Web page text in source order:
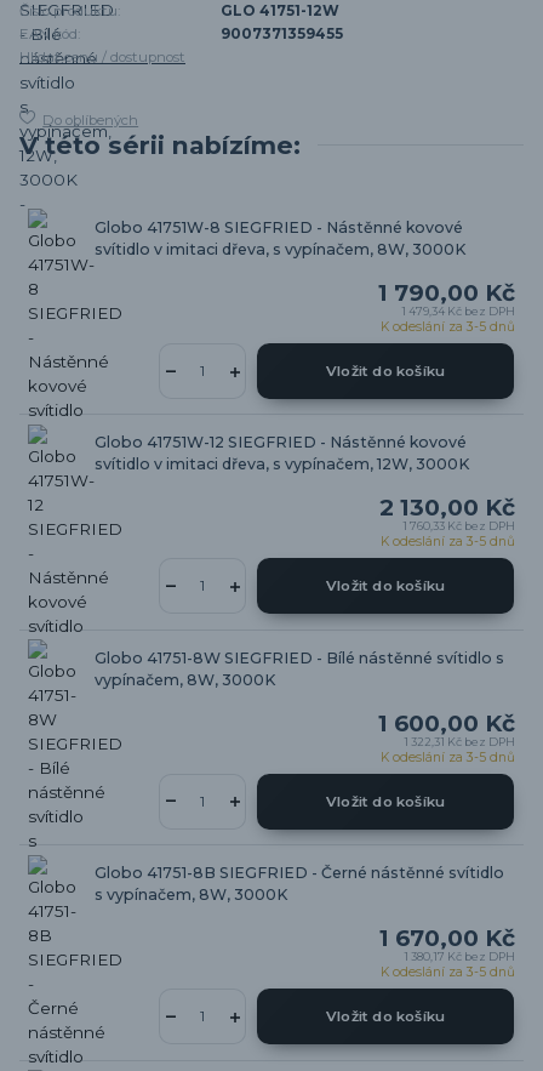
Číslo produktu:
GLO 41751-12W
EAN kód:
9007371359455
Hlídat cenu / dostupnost
Do oblíbených
V této sérii nabízíme:
Globo 41751W-8 SIEGFRIED - Nástěnné kovové
svítidlo v imitaci dřeva, s vypínačem, 8W, 3000K
1 790,00 Kč
1 479,34 Kč bez DPH
K odeslání za 3-5 dnů
Vložit do košíku
Globo 41751W-12 SIEGFRIED - Nástěnné kovové
svítidlo v imitaci dřeva, s vypínačem, 12W, 3000K
2 130,00 Kč
1 760,33 Kč bez DPH
K odeslání za 3-5 dnů
Vložit do košíku
Globo 41751-8W SIEGFRIED - Bílé nástěnné svítidlo s
vypínačem, 8W, 3000K
1 600,00 Kč
1 322,31 Kč bez DPH
K odeslání za 3-5 dnů
Vložit do košíku
Globo 41751-8B SIEGFRIED - Černé nástěnné svítidlo
s vypínačem, 8W, 3000K
1 670,00 Kč
1 380,17 Kč bez DPH
K odeslání za 3-5 dnů
Vložit do košíku